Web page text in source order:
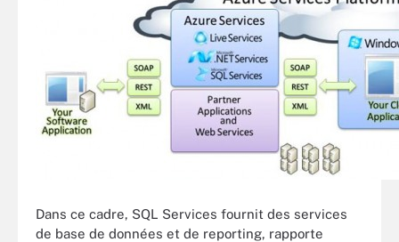
Dans ce cadre, SQL Services fournit des services
de base de données et de reporting, rapporte